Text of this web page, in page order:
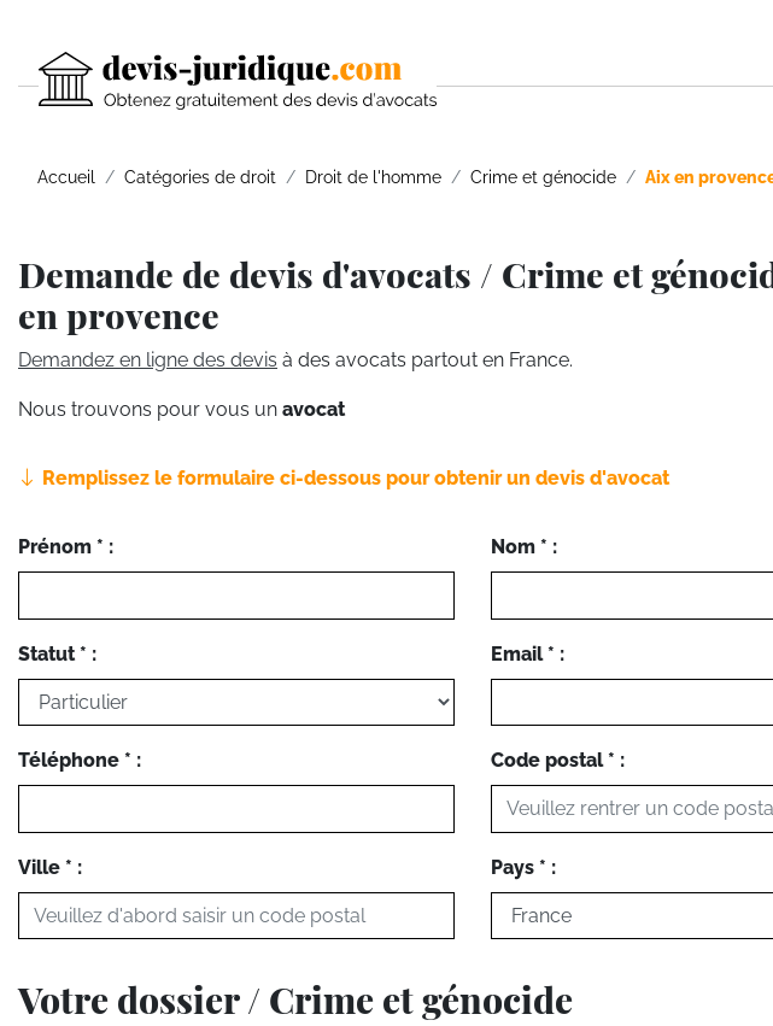
Accueil Catégories de droit Droit de l'homme Crime et génocide Aix en
Demande de devis d'avocats / Crime et
en provence
Demandez en ligne des devis à des avocats partout en France.
Nous trouvons pour vous un avocat
Remplissez le formulaire ci-dessous pour obtenir un devis d'avocat
Prénom * : Nom * :
Statut * : Email * :
Téléphone * : Code postal * :
Ville * : Pays * :
Votre dossier / Crime et génocide